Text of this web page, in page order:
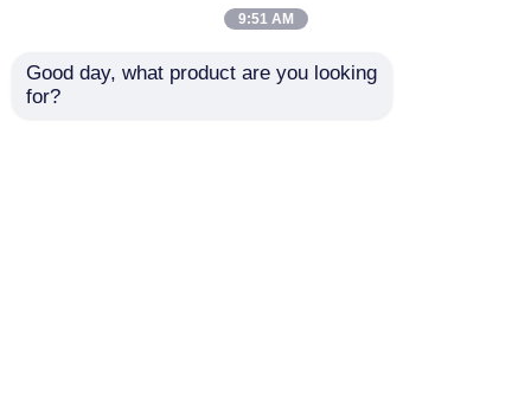
9:51 AM
Good day, what product are you looking
for?